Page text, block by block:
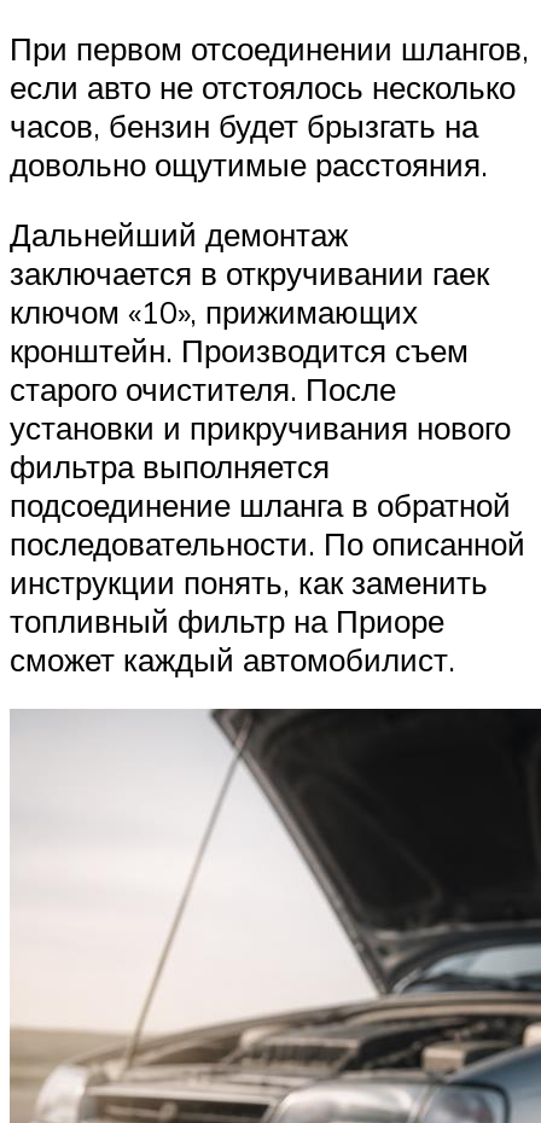
При первом отсоединении шлангов,
если авто не отстоялось несколько
часов, бензин будет брызгать на
довольно ощутимые расстояния.
Дальнейший демонтаж
заключается в откручивании гаек
ключом «10», прижимающих
кронштейн. Производится съем
старого очистителя. После
установки и прикручивания нового
фильтра выполняется
подсоединение шланга в обратной
последовательности. По описанной
инструкции понять, как заменить
топливный фильтр на Приоре
сможет каждый автомобилист.